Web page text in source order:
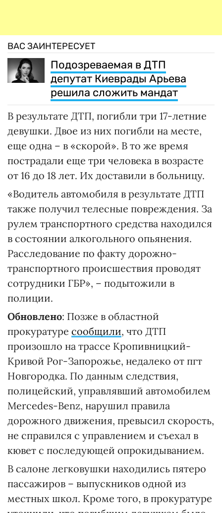
ВАС ЗАИНТЕРЕСУЕТ
Подозреваемая в ДТП
депутат Киеврады Арьева
решила сложить мандат
В результате ДТП, погибли три 17-летние
девушки. Двое из них погибли на месте,
еще одна – в «скорой». В то же время
пострадали еще три человека в возрасте
от 16 до 18 лет. Их доставили в больницу.
«Водитель автомобиля в результате ДТП
также получил телесные повреждения. За
рулем транспортного средства находился
в состоянии алкогольного опьянения.
Расследование по факту дорожно-
транспортного происшествия проводят
сотрудники ГБР», – подытожили в
полиции.
Обновлено: Позже в областной
прокуратуре сообщили, что ДТП
произошло на трассе Кропивницкий-
Кривой Рог-Запорожье, недалеко от пгт
Новгородка. По данным следствия,
полицейский, управлявший автомобилем
Mercedes-Benz, нарушил правила
дорожного движения, превысил скорость,
не справился с управлением и съехал в
кювет с последующей опрокидыванием.
В салоне легковушки находились пятеро
пассажиров – выпускников одной из
местных школ. Кроме того, в прокуратуре